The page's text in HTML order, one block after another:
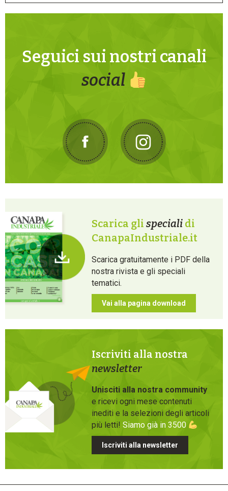
Seguici sui nostri canali
social
Scarica gli speciali di
CanapaIndustriale.it
Scarica gratuitamente i PDF della
nostra rivista e gli speciali
tematici.
Vai alla pagina download
Iscriviti alla nostra
newsletter
Unisciti alla nostra community
e ricevi ogni mese contenuti
inediti e la selezioni degli articoli
più letti! Siamo già in 3500
Iscriviti alla newsletter